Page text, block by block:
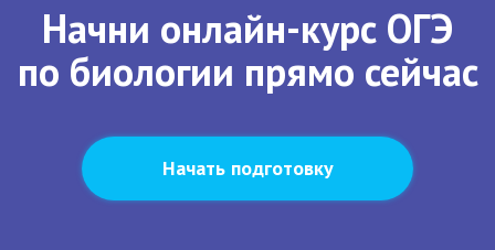
Начни онлайн-курс ОГЭ
по биологии прямо сейчас
Начать подготовку